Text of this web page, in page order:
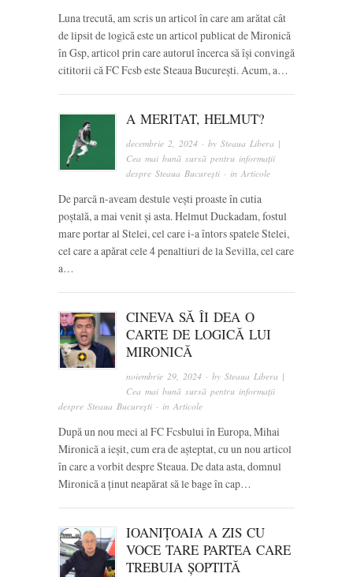
Luna trecută, am scris un articol în care am arătat cât
de lipsit de logică este un articol publicat de Mironică
în Gsp, articol prin care autorul încerca să își convingă
cititorii că FC Fcsb este Steaua București. Acum, a…
A MERITAT, HELMUT?
decembrie 2, 2024 · bySteaua Libera |
Cea mai bună sursă pentru informații
despre Steaua București · inArticole
De parcă n-aveam destule vești proaste în cutia
poștală, a mai venit și asta. Helmut Duckadam, fostul
mare portar al Stelei, cel care i-a întors spatele Stelei,
cel care a apărat cele 4 penaltiuri de la Sevilla, cel care
a…
CINEVA SĂ ÎI DEA O
CARTE DE LOGICĂ LUI
MIRONICĂ
noiembrie 29, 2024 · bySteaua Libera |
Cea mai bună sursă pentru informații
despre Steaua București · in Articole
După un nou meci al FC Fcsbului în Europa, Mihai
Mironică a ieșit, cum era de așteptat, cu un nou articol
în care a vorbit despre Steaua. De data asta, domnul
Mironică a ținut neapărat să le bage în cap…
IOANIȚOAIA A ZIS CU
VOCE TARE PARTEA CARE
TREBUIA ȘOPTITĂ